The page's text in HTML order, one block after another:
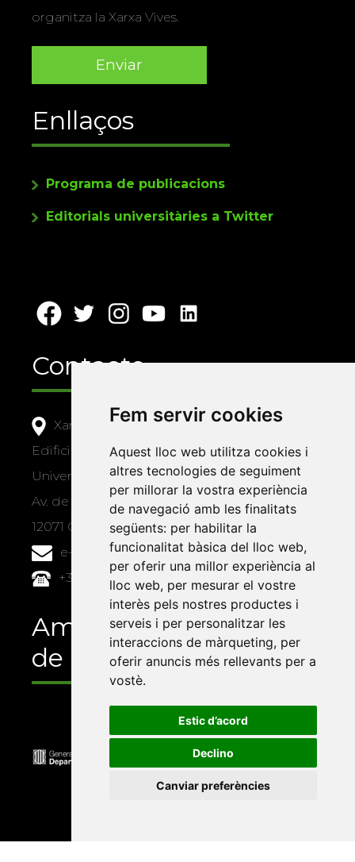
Fem servir cookies
Aquest lloc web utilitza cookies i
altres tecnologies de seguiment
per millorar la vostra experiència
de navegació amb les finalitats
següents: per habilitar la
funcionalitat bàsica del lloc web,
per oferir una millor experiència al
lloc web, per mesurar el vostre
interès pels nostres productes i
serveis i per personalitzar les
interaccions de màrqueting, per
oferir anuncis més rellevants per a
vostè.
Estic d’acord
Declino
Canviar preferències
organitza la Xarxa Vives.
Enllaços
Programa de publicacions
Editorials universitàries a Twitter
Contacte
Xarxa Vives d'Universitats
Edifici Àgora
Universitat Jaume I, local 10
Av. de Vicent Sos Baynat, s/n
12071 Castelló de la Plana
e-buc@vives.org
+34 964 72 89 93
Amb el suport
de